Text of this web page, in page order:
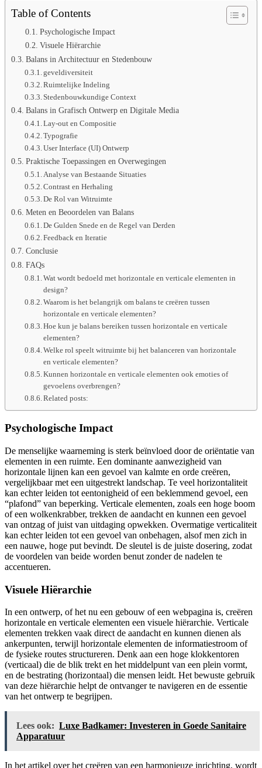
Table of Contents
Psychologische Impact
Visuele Hiërarchie
Balans in Architectuur en Stedenbouw
geveldiversiteit
Ruimtelijke Indeling
Stedenbouwkundige Context
Balans in Grafisch Ontwerp en Digitale Media
Lay-out en Compositie
Typografie
User Interface (UI) Ontwerp
Praktische Toepassingen en Overwegingen
Analyse van Bestaande Situaties
Contrast en Herhaling
De Rol van Witruimte
Meten en Beoordelen van Balans
De Gulden Snede en de Regel van Derden
Feedback en Iteratie
Conclusie
FAQs
Wat wordt bedoeld met horizontale en verticale elementen in
design?
Waarom is het belangrijk om balans te creëren tussen
horizontale en verticale elementen?
Hoe kun je balans bereiken tussen horizontale en verticale
elementen?
Welke rol speelt witruimte bij het balanceren van horizontale
en verticale elementen?
Kunnen horizontale en verticale elementen ook emoties of
gevoelens overbrengen?
Related posts:
Psychologische Impact
De menselijke waarneming is sterk beïnvloed door de oriëntatie van
elementen in een ruimte. Een dominante aanwezigheid van
horizontale lijnen kan een gevoel van kalmte en orde creëren,
vergelijkbaar met een uitgestrekt landschap. Te veel horizontaliteit
kan echter leiden tot eentonigheid of een beklemmend gevoel, een
“plafond” van beperking. Verticale elementen, zoals een hoge boom
of een wolkenkrabber, trekken de aandacht en kunnen een gevoel
van ontzag of juist van uitdaging opwekken. Overmatige verticaliteit
kan echter leiden tot een gevoel van onbehagen, alsof men zich in
een nauwe, hoge put bevindt. De sleutel is de juiste dosering, zodat
de voordelen van beide worden benut zonder de nadelen te
accentueren.
Visuele Hiërarchie
In een ontwerp, of het nu een gebouw of een webpagina is, creëren
horizontale en verticale elementen een visuele hiërarchie. Verticale
elementen trekken vaak direct de aandacht en kunnen dienen als
ankerpunten, terwijl horizontale elementen de informatiestroom of
de fysieke routes structureren. Denk aan een hoge klokkentoren
(verticaal) die de blik trekt en het middelpunt van een plein vormt,
en de bestrating (horizontaal) die mensen leidt. Het bewuste gebruik
van deze hiërarchie helpt de ontvanger te navigeren en de essentie
van het ontwerp te begrijpen.
Lees ook: Luxe Badkamer: Investeren in Goede Sanitaire
Apparatuur
In het artikel over het creëren van een harmonieuze inrichting, wordt